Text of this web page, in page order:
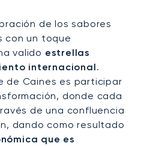
de los sabores
con un toque
valido estrellas
internacional.
de Caines es participar
donde cada
de una confluencia
dando como resultado
que es